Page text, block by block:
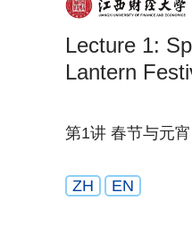
Lecture 1:
Lantern
第1讲 春节与元宵
ZH EN